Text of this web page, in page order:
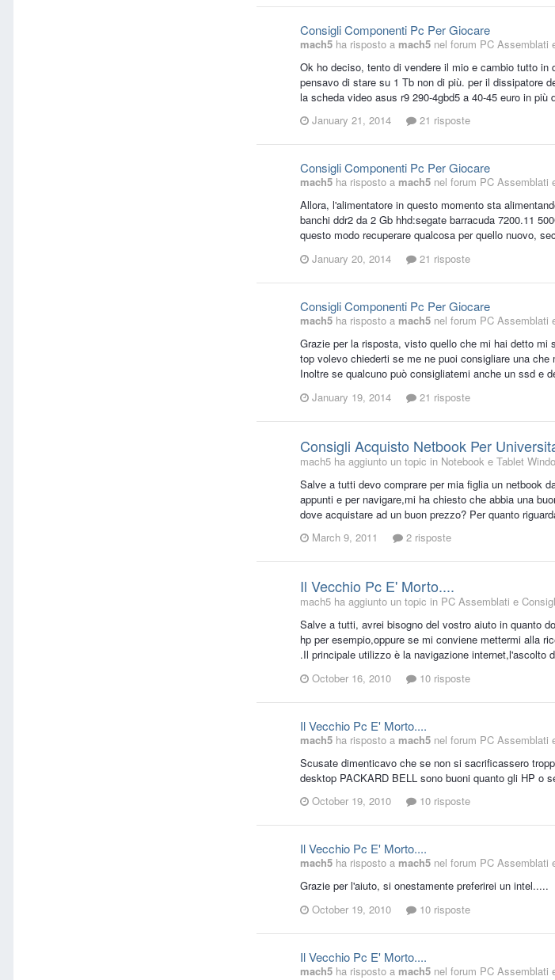
Consigli Componenti Pc Per Giocare
mach5 ha risposto a mach5 nel forum PC Assemblati
Ok ho deciso, tento di vendere il mio e cambio tutto in
pensavo di stare su 1 Tb non di più. per il dissipatore
la scheda video asus r9 290-4gbd5 a 40-45 euro in
January 21, 2014
21 risposte
Consigli Componenti Pc Per Giocare
mach5 ha risposto a mach5 nel forum PC Assemblati
Allora, l'alimentatore in questo momento sta
banchi ddr2 da 2 Gb hhd:segate barracuda 7200.11
questo modo recuperare qualcosa per quello nuovo,
January 20, 2014
21 risposte
Consigli Componenti Pc Per Giocare
mach5 ha risposto a mach5 nel forum PC Assemblati
Grazie per la risposta, visto quello che mi hai detto
top volevo chiederti se me ne puoi consigliare una
Inoltre se qualcuno può consigliatemi anche un ssd e
January 19, 2014
21 risposte
Consigli Acquisto Netbook Per
mach5 ha aggiunto un topic in Notebook e Tablet
Salve a tutti devo comprare per mia figlia un netbook
appunti e per navigare,mi ha chiesto che abbia una
dove acquistare ad un buon prezzo? Per quanto
March 9, 2011
2 risposte
Il Vecchio Pc E' Morto....
mach5 ha aggiunto un topic in PC Assemblati e
Salve a tutti, avrei bisogno del vostro aiuto in quanto
hp per esempio,oppure se mi conviene mettermi alla
.Il principale utilizzo è la navigazione
October 16, 2010
10 risposte
Il Vecchio Pc E' Morto....
mach5 ha risposto a mach5 nel forum PC Assemblati
Scusate dimenticavo che se non si sacrificassero
desktop PACKARD BELL sono buoni quanto gli HP o
October 19, 2010
10 risposte
Il Vecchio Pc E' Morto....
mach5 ha risposto a mach5 nel forum PC Assemblati
Grazie per l'aiuto, si onestamente preferirei un intel.....
October 19, 2010
10 risposte
Il Vecchio Pc E' Morto....
mach5 ha risposto a mach5 nel forum PC Assemblati